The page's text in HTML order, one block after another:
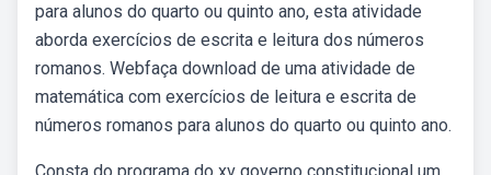
para alunos do quarto ou quinto ano, esta atividade
aborda exercícios de escrita e leitura dos números
romanos. Webfaça download de uma atividade de
matemática com exercícios de leitura e escrita de
números romanos para alunos do quarto ou quinto ano.